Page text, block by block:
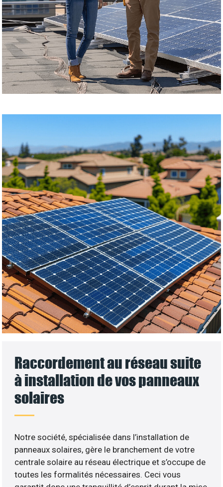
Raccordement au réseau suite
à installation de vos panneaux
solaires
Notre société, spécialisée dans l’installation de
panneaux solaires, gère le branchement de votre
centrale solaire au réseau électrique et s’occupe de
toutes les formalités nécessaires. Ceci vous